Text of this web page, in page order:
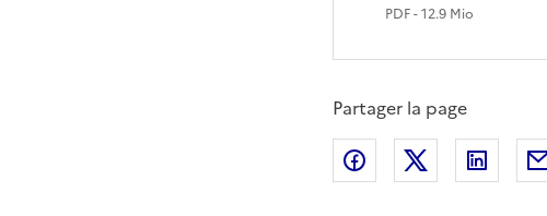
PDF- 12.9 Mio
Partager la page
Partager surPartager sur